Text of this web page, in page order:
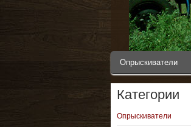
Опрыскиватели
Категории
Опрыскиватели